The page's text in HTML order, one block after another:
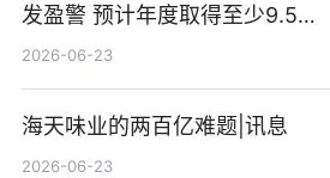
发盈警 预计年度取得至少9.5亿
港元的亏损 同比盈转亏
2026-06-23
海天味业的两百亿难题|讯息
2026-06-23